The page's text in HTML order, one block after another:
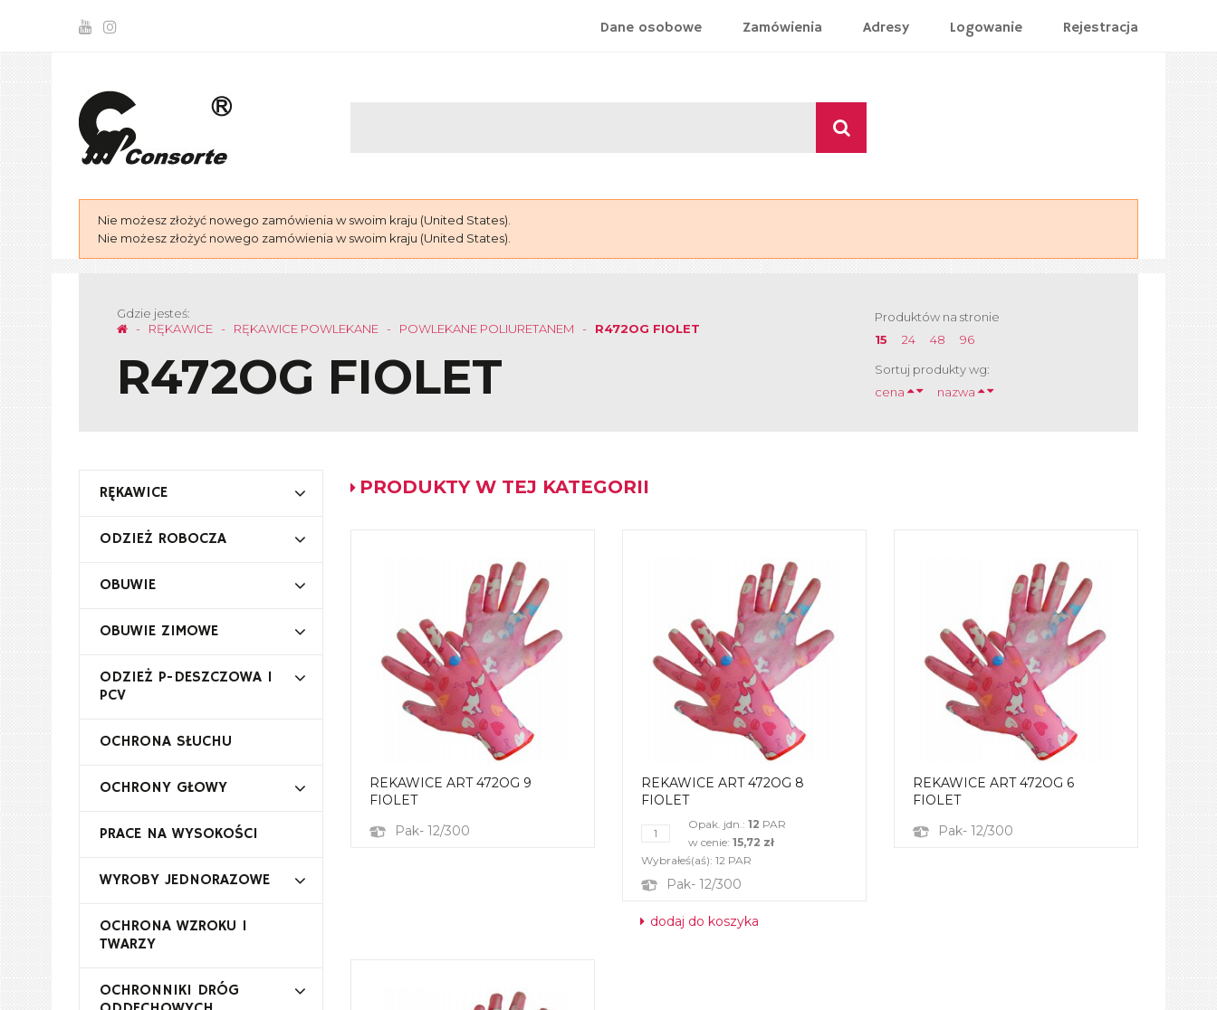
Dane osobowe Zamówienia Adresy Logowanie Rejestracja
Nie możesz złożyć nowego zamówienia w swoim kraju (United States).
Nie możesz złożyć nowego zamówienia w swoim kraju (United States).
Gdzie jesteś:
RĘKAWICE
RĘKAWICE POWLEKANE POWLEKANE POLIURETANEM R472OG FIOLET
R472OG FIOLET
Produktów na stronie
15
24 48 96
Sortuj produkty wg:
cena
nazwa
RĘKAWICE
ODZIEŻ ROBOCZA
OBUWIE
OBUWIE ZIMOWE
ODZIEŻ P-DESZCZOWA I
PCV
OCHRONA SŁUCHU
OCHRONY GŁOWY
PRACE NA WYSOKOŚCI
WYROBY JEDNORAZOWE
OCHRONA WZROKU I
TWARZY
OCHRONNIKI DRÓG
PRODUKTY W TEJ KATEGORII
REKAWICE ART 472OG 9
FIOLET
Pak- 12/300
REKAWICE ART 472OG 8
FIOLET
Opak. jdn.: 12 PAR
w cenie: 15,72 zł
Wybrałeś(aś): 12 PAR
Pak- 12/300
dodaj do koszyka
REKAWICE ART 472OG 6
FIOLET
Pak- 12/300